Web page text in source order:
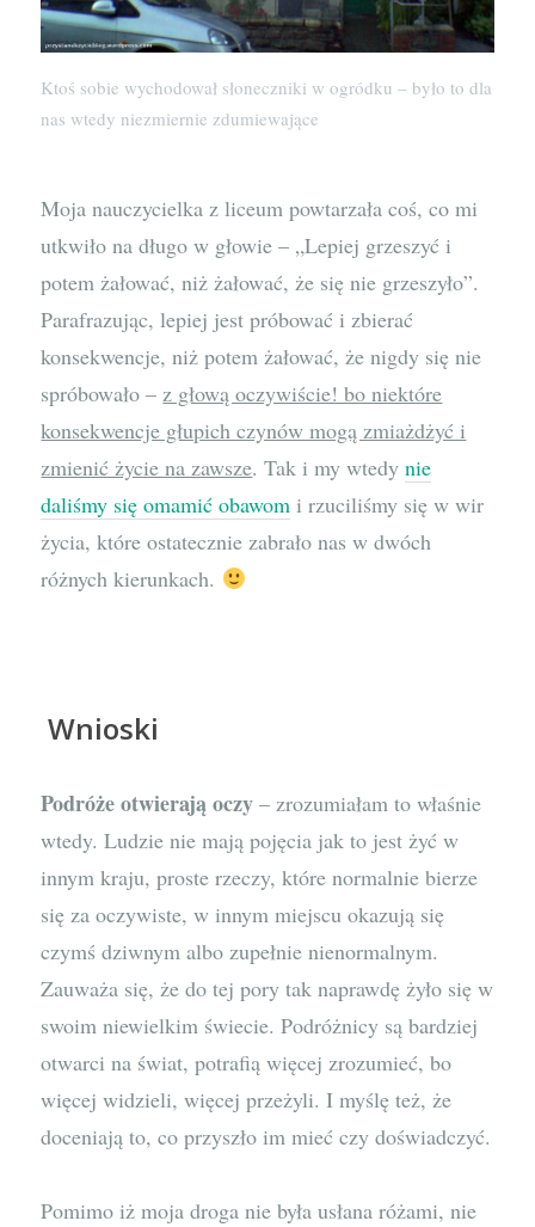
Ktoś sobie wychodował słoneczniki w ogródku – było to dla
nas wtedy niezmiernie zdumiewające
Moja nauczycielka z liceum powtarzała coś, co mi
utkwiło na długo w głowie – „Lepiej grzeszyć i
potem żałować, niż żałować, że się nie grzeszyło”.
Parafrazując, lepiej jest próbować i zbierać
konsekwencje, niż potem żałować, że nigdy się nie
spróbowało –z głową oczywiście! bo niektóre
konsekwencje głupich czynów mogą zmiażdżyć i
zmienić życie na zawsze. Tak i my wtedynie
daliśmy się omamić obawom i rzuciliśmy się w wir
życia, które ostatecznie zabrało nas w dwóch
różnych kierunkach.
Wnioski
Podróże otwierają oczy – zrozumiałam to właśnie
wtedy. Ludzie nie mają pojęcia jak to jest żyć w
innym kraju, proste rzeczy, które normalnie bierze
się za oczywiste, w innym miejscu okazują się
czymś dziwnym albo zupełnie nienormalnym.
Zauważa się, że do tej pory tak naprawdę żyło się w
swoim niewielkim świecie. Podróżnicy są bardziej
otwarci na świat, potrafią więcej zrozumieć, bo
więcej widzieli, więcej przeżyli. I myślę też, że
doceniają to, co przyszło im mieć czy doświadczyć.
Pomimo iż moja droga nie była usłana różami, nie